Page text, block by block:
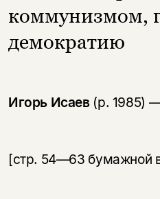
коммунизмом,
демократию
Игорь Исаев(р. 1985) —
[стр. 54—63 бумажной